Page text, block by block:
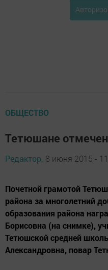
ОБЩЕСТВО
Тетюшане
Редактор, 8 июня 2015 -
Почетной грамотой
района за многолетний
образования района
Борисовна (на снимке),
Тетюшской средней
Александровна, повар